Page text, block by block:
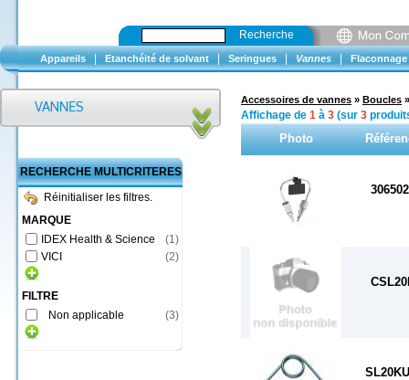
Recherche
Appareils Etanchéité de solvant Seringues Vannes Flaconnage
RECHERCHE MULTICRITERES
Réinitialiser les filtres.
MARQUE
IDEX Health & Science
(1)
VICI
(2)
FILTRE
Non applicable
(3)
Accessoires de vannes » Boucles
Affichage de 1 à 3 (sur 3
Photo